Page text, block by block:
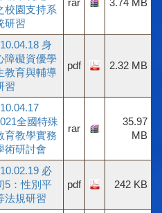
校園支持系
研習
rar 3.74 MB
身
障礙資優學
教育與輔導
習
pdf 2.32 MB
全國特殊
育教學實務
術研討會
rar
35.97
MB
必
5：性別平
法規研習
pdf 242 KB